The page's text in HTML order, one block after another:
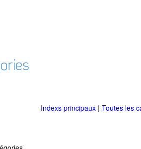
Indexs principaux | Toutes les